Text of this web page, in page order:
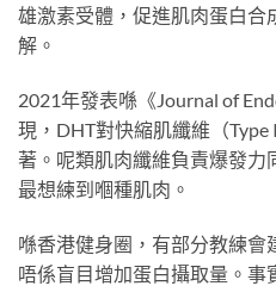
雄激素受體，促進肌肉蛋白合
解。
2021年發表喺《Journal of
現，DHT對快縮肌纖維（
著。呢類肌肉纖維負責爆發力
最想練到嗰種肌肉。
喺香港健身圈，有部分教練
唔係盲目增加蛋白攝取量。